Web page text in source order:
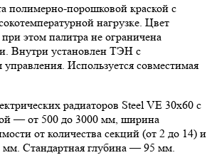
полимерно-порошковой краской с
нагрузке. Цвет
этом палитра не ограничена
Внутри установлен ТЭН с
Используется совместимая
радиаторов Steel VE 30х60 с
— от 500 до 3000 мм, ширина
от количества секций (от 2 до 14) и
мм. Стандартная глубина — 95 мм.